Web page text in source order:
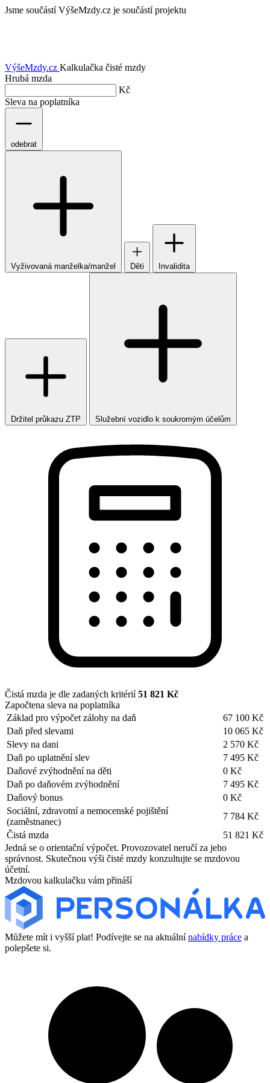
Jsme součástí VýšeMzdy.cz je součástí projektu
VýšeMzdy.cz Kalkulačka čisté mzdy
Hrubá mzda
Kč
Sleva na poplatníka
odebrat
Vyživovaná manželka/manžel Děti Invalidita
Držitel průkazu ZTP Služební vozidlo k soukromým účelům
Čistá mzda je dle zadaných kritérií51 821 Kč
Započtena sleva na poplatníka
Základ pro výpočet zálohy na daň
67 100 Kč
Daň před slevami
10 065 Kč
Slevy na dani
2 570 Kč
Daň po uplatnění slev
7 495 Kč
Daňové zvýhodnění na děti
0 Kč
Daň po daňovém zvýhodnění
7 495 Kč
Daňový bonus
0 Kč
Sociální, zdravotní a nemocenské pojištění
(zaměstnanec)
7 784 Kč
Čistá mzda
51 821 Kč
Jedná se o orientační výpočet. Provozovatel neručí za jeho
správnost. Skutečnou výši čisté mzdy konzultujte se mzdovou
účetní.
Mzdovou kalkulačku vám přináší
Můžete mít i vyšší plat! Podívejte se na aktuálnínabídky práce a
polepšete si.